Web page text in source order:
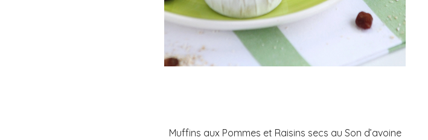
Muffins aux Pommes et Raisins secs au Son d’avoine